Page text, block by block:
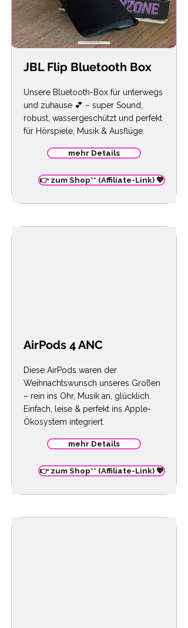
JBL Flip Bluetooth Box
Unsere Bluetooth-Box für unterwegs
und zuhause 💕 – super Sound,
robust, wassergeschützt und perfekt
für Hörspiele, Musik & Ausflüge.
mehr Details
👉 zum Shop** (Affiliate-Link) 💖
AirPods 4 ANC
Diese AirPods waren der
Weihnachtswunsch unseres Großen
– rein ins Ohr, Musik an, glücklich.
Einfach, leise & perfekt ins Apple-
Ökosystem integriert.
mehr Details
👉 zum Shop** (Affiliate-Link) 💖